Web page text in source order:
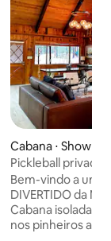
média de
Cabana ⋅ Show
Pickleball
hidromassagem,
playground
Bem-vindo a um
DIVERTIDO da
Cabana isolada e
nos pinheiros